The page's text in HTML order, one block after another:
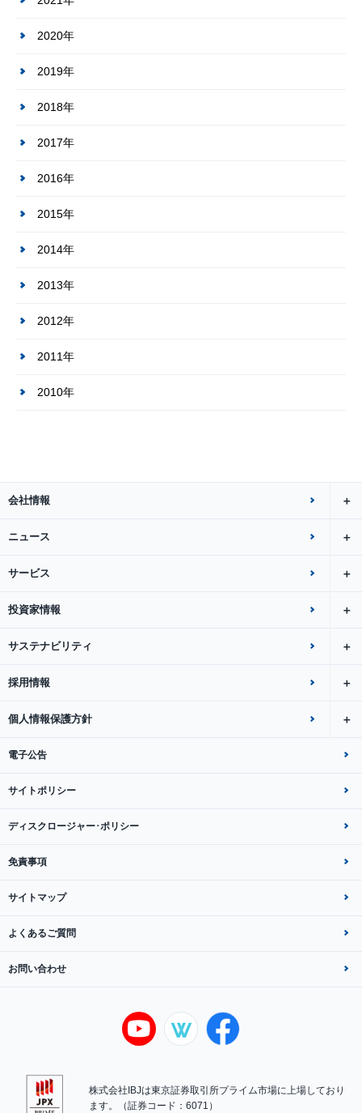
2020年
2019年
2018年
2017年
2016年
2015年
2014年
2013年
2012年
2011年
2010年
会社情報
ニュース
サービス
投資家情報
サステナビリティ
採用情報
個人情報保護方針
電子公告
サイトポリシー
ディスクロージャー･ポリシー
免責事項
サイトマップ
よくあるご質問
お問い合わせ
株式会社IBJは東京証券取引所プライム市場に上場しており
ます。（証券コード：6071）